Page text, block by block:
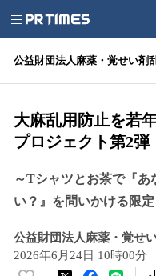
公益財団法人麻薬・覚せい剤
大麻乱用防止を若
プロジェクト第2弾
～Tシャツとお茶で『
い？』を問いかける限
公益財団法人麻薬・覚せ
2026年6月24日 10時00分